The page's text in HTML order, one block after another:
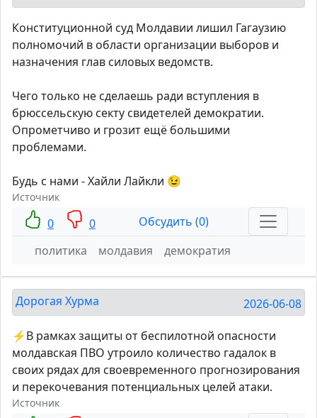
Конституционной суд Молдавии лишил Гагаузию
полномочий в области организации выборов и
назначения глав силовых ведомств.
Чего только не сделаешь ради вступления в
брюссельскую секту свидетелей демократии.
Опрометчиво и грозит ещё большими
проблемами.
Будь с нами - Хайли Лайкли 😉
Источник
0 0
Обсудить (0)
политика
молдавия демократия
Дорогая Хурма 2026-06-08
⚡️В рамках защиты от беспилотной опасности
молдавская ПВО утроило количество гадалок в
своих рядах для своевременного прогнозирования
и перекочевания потенциальных целей атаки.
Источник